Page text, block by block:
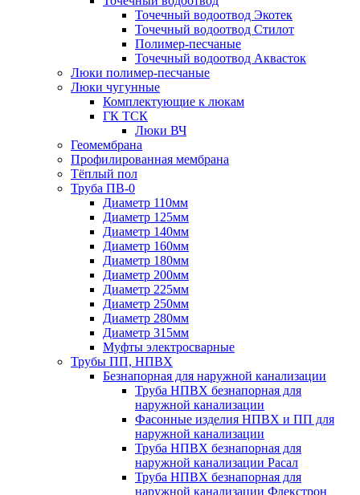
Точечный водоотвод Экотек
Точечный водоотвод Стилот
Полимер-песчаные
Точечный водоотвод Аквасток
Люки полимер-песчаные
Люки чугунные
Комплектующие к люкам
ГК ТСК
Люки ВЧ
Геомембрана
Профилированная мембрана
Тёплый пол
Труба ПВ-0
Диаметр 110мм
Диаметр 125мм
Диаметр 140мм
Диаметр 160мм
Диаметр 180мм
Диаметр 200мм
Диаметр 225мм
Диаметр 250мм
Диаметр 280мм
Диаметр 315мм
Муфты электросварные
Трубы ПП, НПВХ
Безнапорная для наружной канализации
Труба НПВХ безнапорная для
наружной канализации
Фасонные изделия НПВХ и ПП для
наружной канализации
Труба НПВХ безнапорная для
наружной канализации Расал
Труба НПВХ безнапорная для
наружной канализации Флекстрон